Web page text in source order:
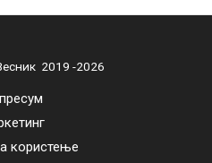
2019 -2026
користење